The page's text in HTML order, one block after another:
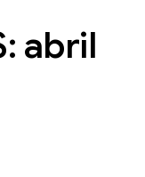
abril